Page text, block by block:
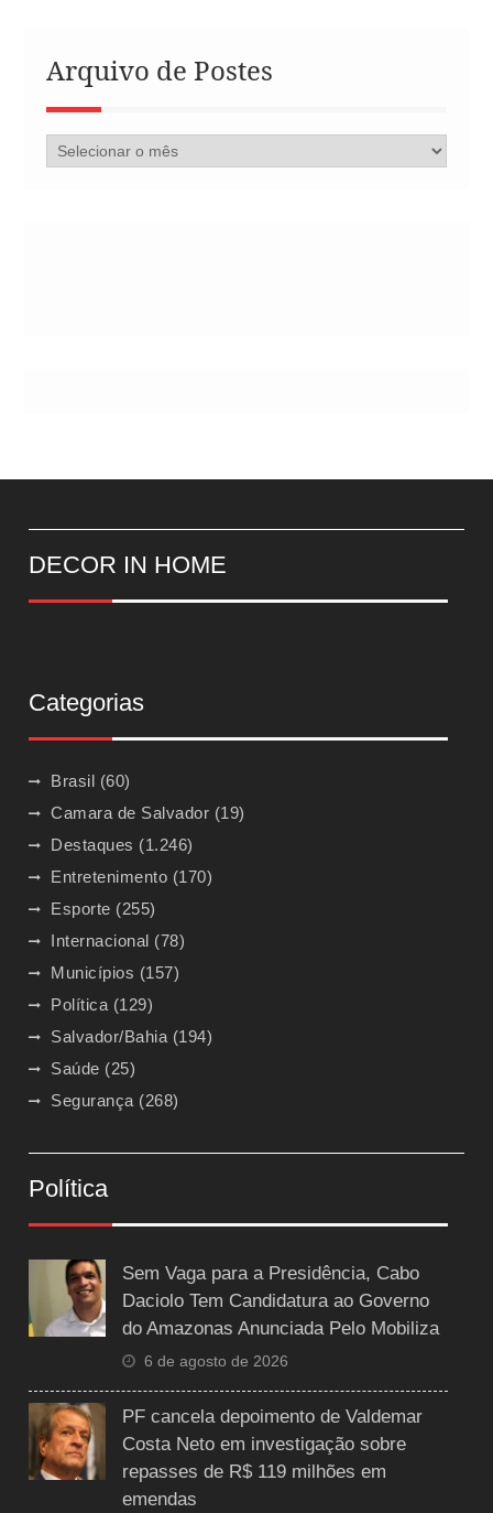
Arquivo de Postes
Arquivo
de
DECOR IN HOME
Categorias
Brasil (60)
Camara de Salvador (19)
Destaques (1.246)
Entretenimento (170)
Esporte (255)
Internacional (78)
Municípios (157)
Política (129)
Salvador/Bahia (194)
Saúde (25)
Segurança (268)
Política
Sem Vaga para a Presidência, Cabo
Daciolo Tem Candidatura ao Governo
do Amazonas Anunciada Pelo Mobiliza
6 de agosto de 2026
PF cancela depoimento de Valdemar
Costa Neto em investigação sobre
repasses de R$ 119 milhões em
emendas